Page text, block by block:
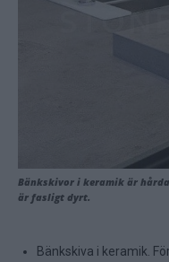
Bänkskivor i keramik är
är fasligt dyrt.
Bänkskiva i keramik.